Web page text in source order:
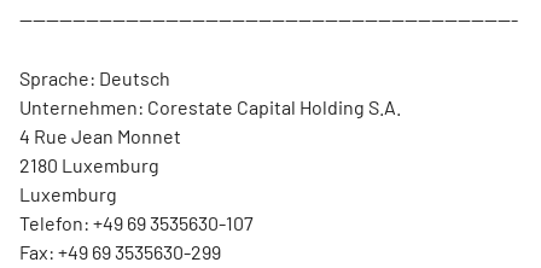
---------------------------------------------------------------------------
Sprache: Deutsch
Unternehmen: Corestate Capital Holding S.A.
4 Rue Jean Monnet
2180 Luxemburg
Luxemburg
Telefon: +49 69 3535630-107
Fax: +49 69 3535630-299